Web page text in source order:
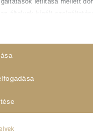
általunk kínált
megfelelő